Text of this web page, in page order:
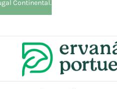
Continental.